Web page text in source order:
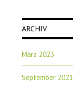
ARCHIV
März 2023
September 2021